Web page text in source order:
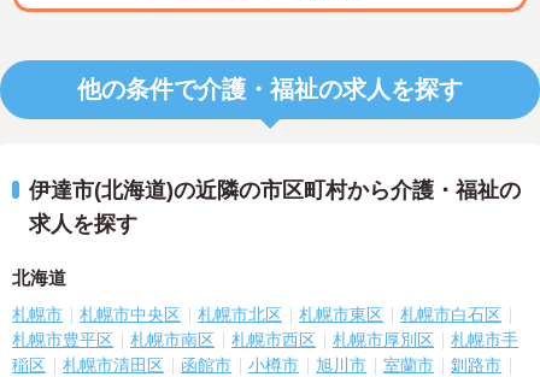
他の条件で介護・福祉の求人を探す
伊達市(北海道)の近隣の市区町村から介護・福祉の
求人を探す
北海道
札幌市 札幌市中央区 札幌市北区 札幌市東区
札幌市白石区
札幌市豊平区
札幌市南区 札幌市西区 札幌市厚別区
札幌市手
稲区
札幌市清田区 函館市 小樽市 旭川市 室蘭市
釧路市